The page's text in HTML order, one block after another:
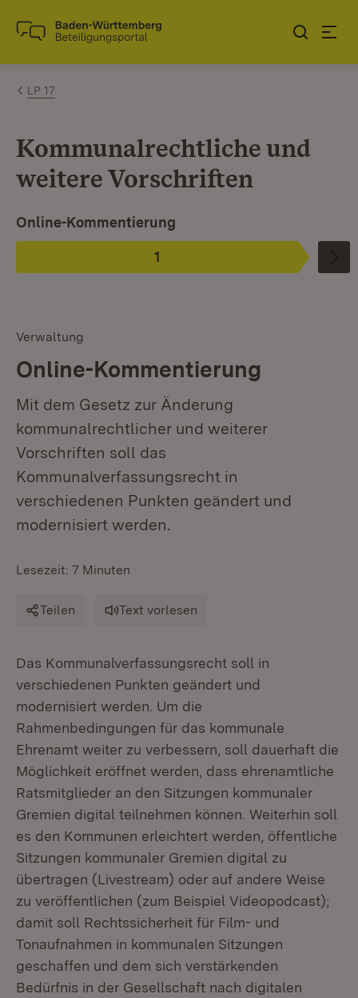
Zum Inhalt springen
Link zur Startseite
LP 17
Kommunalrechtliche und
weitere Vorschriften
Phase
1
:
Ist ausgewählt.
Online-Kommentierung
Verwaltung
Online-Kommentierung
Mit dem Gesetz zur Änderung
kommunalrechtlicher und weiterer
Vorschriften soll das
Kommunalverfassungsrecht in
verschiedenen Punkten geändert und
modernisiert werden.
Lesezeit: 7 Minuten
Teilen Text vorlesen
Das Kommunalverfassungsrecht soll in
verschiedenen Punkten geändert und
modernisiert werden. Um die
Rahmenbedingungen für das kommunale
Ehrenamt weiter zu verbessern, soll dauerhaft die
Möglichkeit eröffnet werden, dass ehrenamtliche
Ratsmitglieder an den Sitzungen kommunaler
Gremien digital teilnehmen können. Weiterhin soll
es den Kommunen erleichtert werden, öffentliche
Sitzungen kommunaler Gremien digital zu
übertragen (Livestream) oder auf andere Weise
zu veröffentlichen (zum Beispiel Videopodcast);
damit soll Rechtssicherheit für Film- und
Tonaufnahmen in kommunalen Sitzungen
geschaffen und dem sich verstärkenden
Bedürfnis in der Gesellschaft nach digitalen